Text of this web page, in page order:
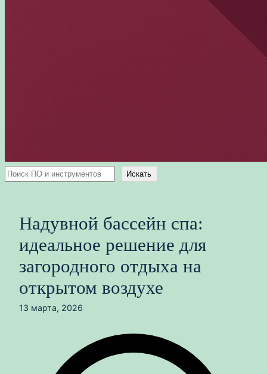
Поиск Искать
Надувной бассейн спа:
идеальное решение для
загородного отдыха на
открытом воздухе
13 марта, 2026